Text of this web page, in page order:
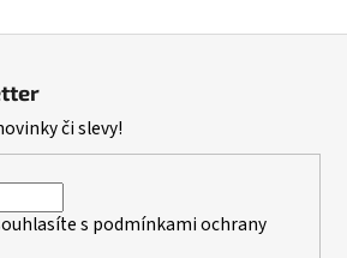
či slevy!
s podmínkami ochrany